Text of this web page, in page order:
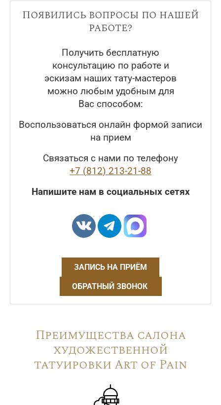
Появились вопросы по нашей
работе?
Получить бесплатную
консультацию по работе и
эскизам наших тату-мастеров
можно любым удобным для
Вас способом:
Воспользоваться онлайн формой записи
на прием
Связаться с нами по телефону
+7 (812) 213-21-88
Напишите нам в социальных сетях
ЗАПИСЬ НА ПРИЁМ
ОБРАТНЫЙ ЗВОНОК
Преимущества салона
художественной
татуировки Art of Pain